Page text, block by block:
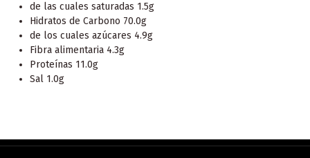
de las cuales saturadas 1.5g
Hidratos de Carbono 70.0g
de los cuales azúcares 4.9g
Fibra alimentaria 4.3g
Proteínas 11.0g
Sal 1.0g